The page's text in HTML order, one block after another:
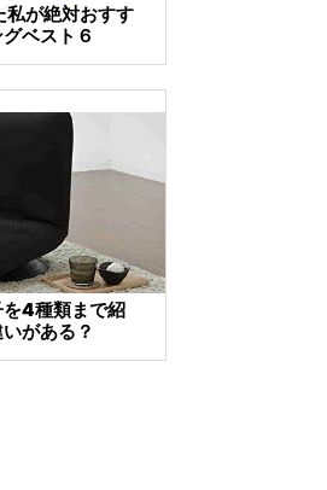
私が絶対おすす
ベスト６
4種類まで紹
がある？